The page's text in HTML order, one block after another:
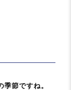
節ですね。